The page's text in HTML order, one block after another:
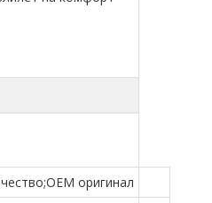
оригинал